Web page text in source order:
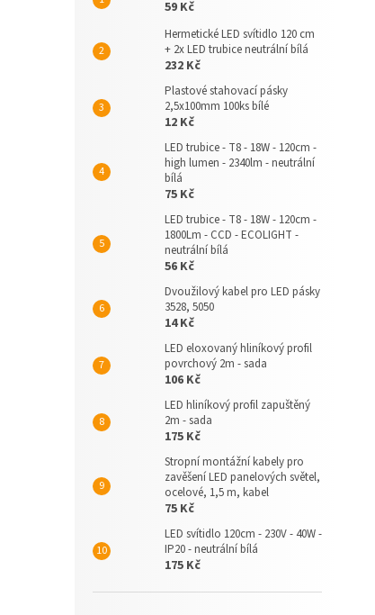
59 Kč
Hermetické LED svítidlo 120 cm
+ 2x LED trubice neutrální bílá
232 Kč
Plastové stahovací pásky
2,5x100mm 100ks bílé
12 Kč
LED trubice - T8 - 18W - 120cm -
high lumen - 2340lm - neutrální
bílá
75 Kč
LED trubice - T8 - 18W - 120cm -
1800Lm - CCD - ECOLIGHT -
neutrální bílá
56 Kč
Dvoužilový kabel pro LED pásky
3528, 5050
14 Kč
LED eloxovaný hliníkový profil
povrchový 2m - sada
106 Kč
LED hliníkový profil zapuštěný
2m - sada
175 Kč
Stropní montážní kabely pro
zavěšení LED panelových světel,
ocelové, 1,5 m, kabel
75 Kč
LED svítidlo 120cm - 230V - 40W -
IP20 - neutrální bílá
175 Kč